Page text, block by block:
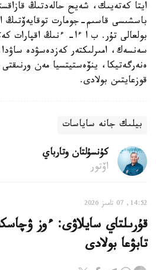
ايتا كەتەيىك، شەيح حالەدتىڭ
باسشىسى قاسىم-جومارت توقايەۆتىڭ
بولعالى تۇر. ب ا ءا- ءنىڭ اقپارات
سەنسەك، امىرلىكتەر كەزدەسۋدە
ەنەرگەتيكا، ينۆەستيتسيا مەن ورنىقتى
قوزعايتىن بولادى.
بيلىك جانە ساياسات
كۇنسۇلتان وتارباي
اۆتور
14:52, 07 تامىز 2026
قۇرىلتاي سايلاۋى: ءوز
تابۋعا بولادى